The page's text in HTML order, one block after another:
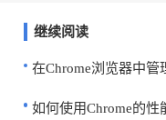
继续阅读
在Chrome浏览器中
如何使用Chrome的